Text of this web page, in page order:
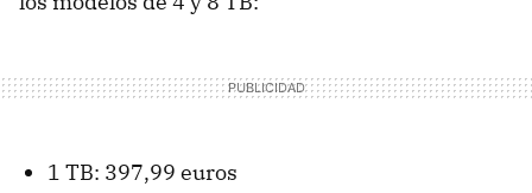
1 TB: 397,99 euros